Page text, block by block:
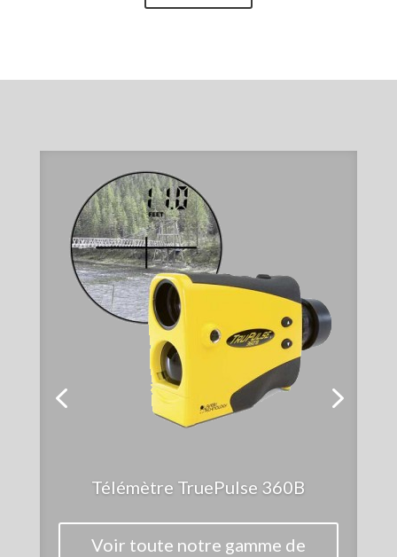
Télémètre TruePulse 360B
Voir toute notre gamme de